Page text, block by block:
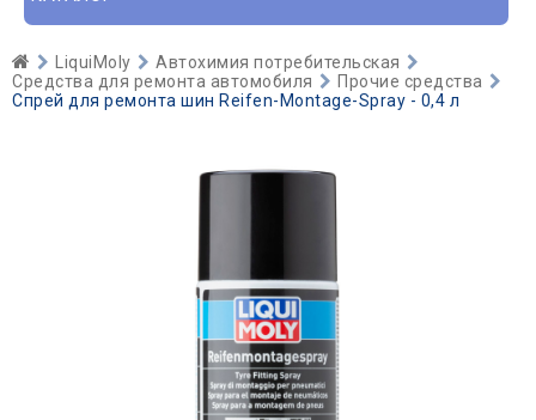
LiquiMoly
Автохимия потребительская
Средства для ремонта автомобиля
Прочие средства
Спрей для ремонта шин Reifen-Montage-Spray - 0,4 л